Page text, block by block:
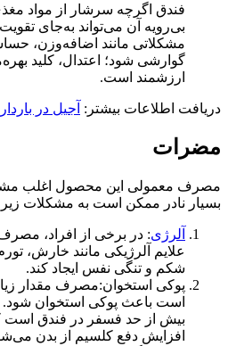
فندق اگرچه سرشار از مواد
بی‌رویه آن می‌تواند به‌جای
مشکلاتی مانند اضافه‌وزن،
گوارشی شود؛ اعتدال، کلید
ارزشمند است.
دریافت اطلاعات بیشتر: آجیل در
مضرات
مصرف معمولی این محصول اغلب
بسیار نادر ممکن است به مشکلات
آلرژی: در برخی از افراد،
علایم آلرژیکی مانند خارش،
شکم و تنگی نفس ایجاد کند.
پوکی استخوان:مصرف مقدار
است باعث پوکی استخوان شود.
بیش از حد فسفر در فندق
افزایش دفع کلسیم از بدن